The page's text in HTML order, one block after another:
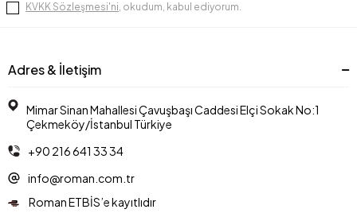
KVKK Sözleşmesi'ni, okudum, kabul ediyorum.
Adres & İletişim
Mimar Sinan Mahallesi Çavuşbaşı Caddesi Elçi Sokak No:1
Çekmeköy/İstanbul Türkiye
+90 216 641 33 34
info@roman.com.tr
Roman ETBİS’e kayıtlıdır